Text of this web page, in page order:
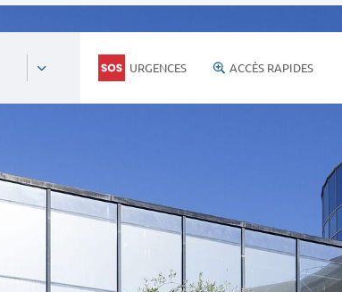
URGENCES ACCÈS RAPIDES